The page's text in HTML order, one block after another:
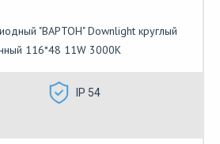
"ВАРТОН" Downlight круглый
116*48 11W 3000K
IP 54